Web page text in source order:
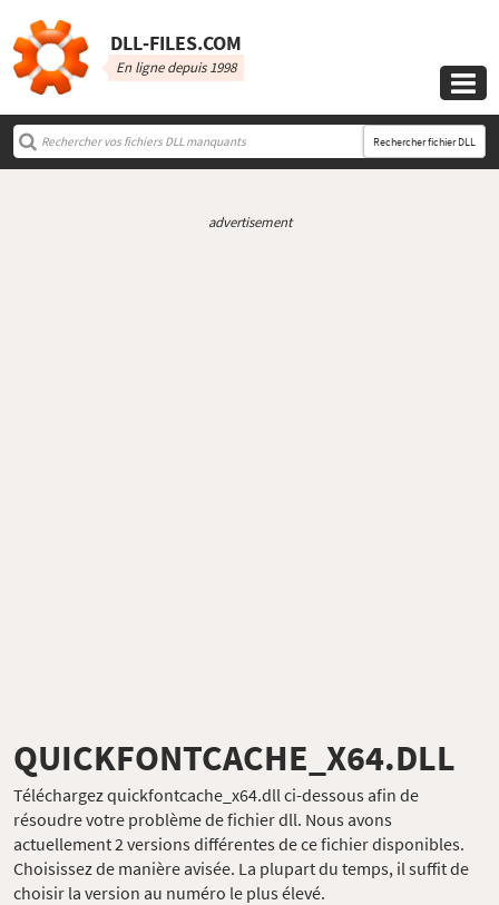
DLL‑FILES.COM
En ligne depuis 1998

Rechercher fichier DLL
advertisement
QUICKFONTCACHE_X64.DLL
Téléchargez quickfontcache_x64.dll ci-dessous afin de
résoudre votre problème de fichier dll. Nous avons
actuellement 2 versions différentes de ce fichier disponibles.
Choisissez de manière avisée. La plupart du temps, il suffit de
choisir la version au numéro le plus élevé.